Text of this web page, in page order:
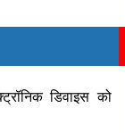
डिवाइस को